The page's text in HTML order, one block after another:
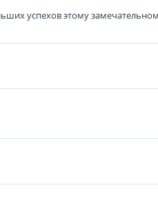
успехов этому